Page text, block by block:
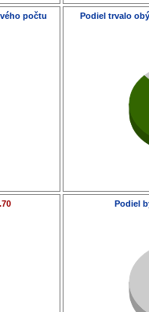
počtu
Podiel trvalo
Podiel